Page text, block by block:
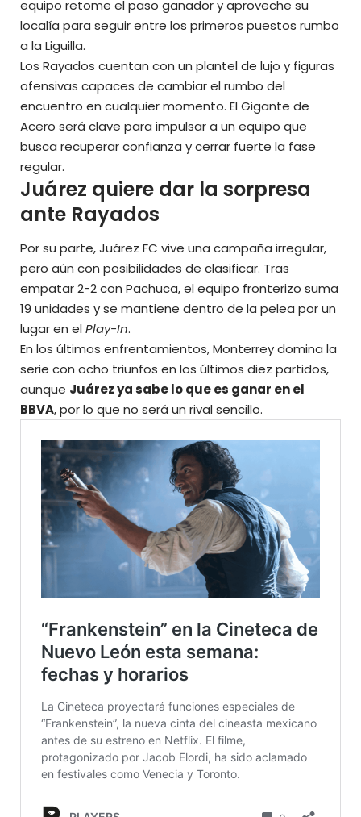
equipo retome el paso ganador y aproveche su
localía para seguir entre los primeros puestos rumbo
a la Liguilla.
Los Rayados cuentan con un plantel de lujo y figuras
ofensivas capaces de cambiar el rumbo del
encuentro en cualquier momento. El Gigante de
Acero será clave para impulsar a un equipo que
busca recuperar confianza y cerrar fuerte la fase
regular.
Juárez quiere dar la sorpresa
ante Rayados
Por su parte, Juárez FC vive una campaña irregular,
pero aún con posibilidades de clasificar. Tras
empatar 2-2 con Pachuca, el equipo fronterizo suma
19 unidades y se mantiene dentro de la pelea por un
lugar en elPlay-In.
En los últimos enfrentamientos, Monterrey domina la
serie con ocho triunfos en los últimos diez partidos,
aunque Juárez ya sabe lo que es ganar en el
BBVA, por lo que no será un rival sencillo.